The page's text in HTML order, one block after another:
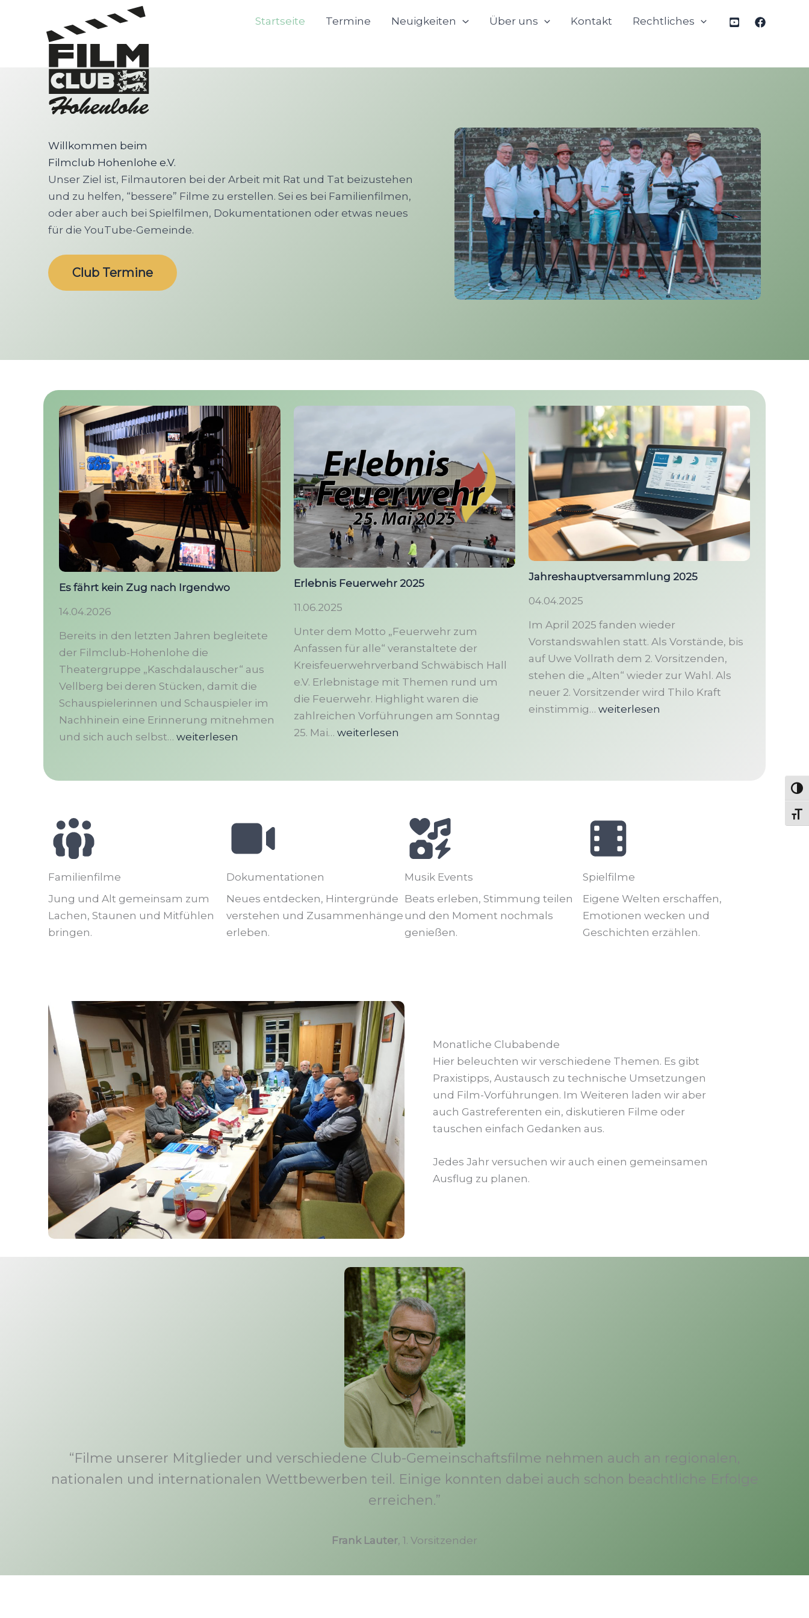
Startseite Termine Neuigkeiten Über uns Kontakt Rechtliches
Willkommen beim
Filmclub Hohenlohe e.V.
Unser Ziel ist, Filmautoren bei der Arbeit mit Rat und Tat beizustehen
und zu helfen, “bessere” Filme zu erstellen. Sei es bei Familienfilmen,
oder aber auch bei Spielfilmen, Dokumentationen oder etwas neues
für die YouTube-Gemeinde.
Club Termine
Es fährt kein Zug nach Irgendwo
14.04.2026
Bereits in den letzten Jahren begleitete
der Filmclub-Hohenlohe die
Theatergruppe „Kaschdalauscher“ aus
Vellberg bei deren Stücken, damit die
Schauspielerinnen und Schauspieler im
Nachhinein eine Erinnerung mitnehmen
und sich auch selbst… Es
weiterlesen
Erlebnis Feuerwehr 2025
11.06.2025
Unter dem Motto „Feuerwehr zum
Anfassen für alle“ veranstaltete der
Kreisfeuerwehrverband Schwäbisch Hall
e.V. Erlebnistage mit Themen rund um
die Feuerwehr. Highlight waren die
zahlreichen Vorführungen am Sonntag
25. Mai… Erlebnis
weiterlesen
Jahreshauptversammlung 2025
04.04.2025
Im April 2025 fanden wieder
Vorstandswahlen statt. Als Vorstände, bis
auf Uwe Vollrath dem 2. Vorsitzenden,
stehen die „Alten“ wieder zur Wahl. Als
neuer 2. Vorsitzender wird Thilo Kraft
einstimmig… Jahreshauptversammlung
weiterlesen
Familienfilme
Jung und Alt gemeinsam zum
Lachen, Staunen und Mitfühlen
bringen.
Dokumentationen
Neues entdecken, Hintergründe
verstehen und Zusammenhänge
erleben.
Musik Events
Beats erleben, Stimmung teilen
und den Moment nochmals
genießen.
Spielfilme
Eigene Welten erschaffen,
Emotionen wecken und
Geschichten erzählen.
Monatliche Clubabende
Hier beleuchten wir verschiedene Themen. Es gibt
Praxistipps, Austausch zu technische Umsetzungen
und Film-Vorführungen. Im Weiteren laden wir aber
auch Gastreferenten ein, diskutieren Filme oder
tauschen einfach Gedanken aus.
Jedes Jahr versuchen wir auch einen gemeinsamen
Ausflug zu planen.
“Filme unserer Mitglieder und verschiedene Club-Gemeinschaftsfilme nehmen auch an regionalen,
nationalen und internationalen Wettbewerben teil. Einige konnten dabei auch schon beachtliche Erfolge
erreichen.”
Frank Lauter, 1. Vorsitzender